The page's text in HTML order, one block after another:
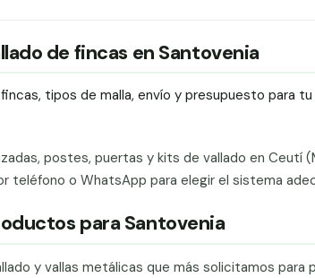
de fincas en Santovenia
tipos de malla, envío y presupuesto para
postes, puertas y kits de vallado en Ceutí
teléfono o WhatsApp para elegir el sistema
para Santovenia
y vallas metálicas que más solicitamos para